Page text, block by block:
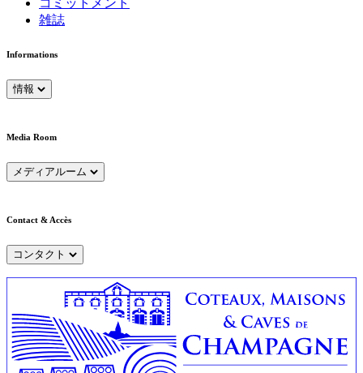
雑誌
Informations
情報
Media Room
メディアルーム
Contact & Accès
コンタクト